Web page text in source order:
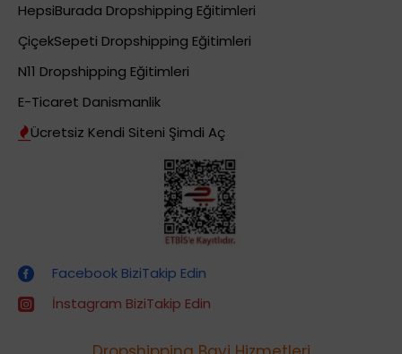
HepsiBurada Dropshipping Eğitimleri
ÇiçekSepeti Dropshipping Eğitimleri
N11 Dropshipping Eğitimleri
E-Ticaret Danismanlik
Ücretsiz Kendi Siteni Şimdi Aç
Facebook BiziTakip Edin
İnstagram BiziTakip Edin